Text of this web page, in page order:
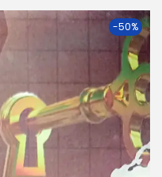
-50%